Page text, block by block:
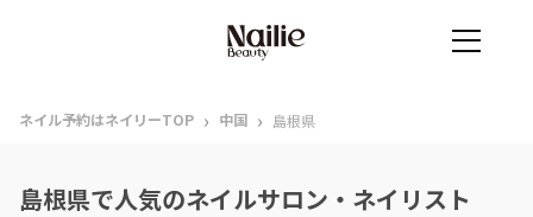
ネイル予約はネイリーTOP › 中国 › 島根県
島根県で人気のネイルサロン・ネイリスト